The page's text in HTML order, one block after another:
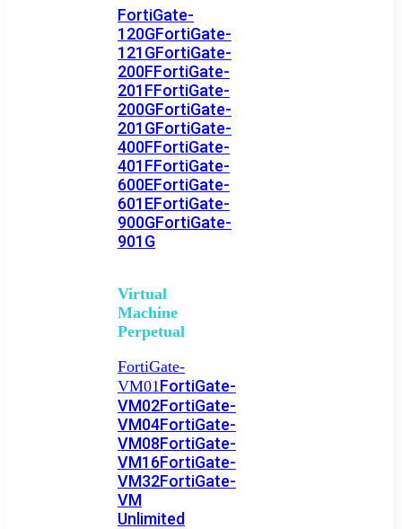
FortiGate-
120GFortiGate-
121GFortiGate-
200FFortiGate-
201FFortiGate-
200GFortiGate-
201GFortiGate-
400FFortiGate-
401FFortiGate-
600EFortiGate-
601EFortiGate-
900GFortiGate-
901G
Virtual
Machine
Perpetual
FortiGate-
VM01FortiGate-
VM02FortiGate-
VM04FortiGate-
VM08FortiGate-
VM16FortiGate-
VM32FortiGate-
VM
Unlimited